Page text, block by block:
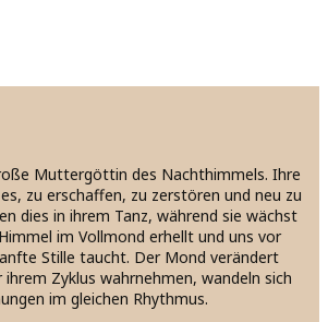
Muttergöttin des Nachthimmels. Ihre
zu erschaffen, zu zerstören und neu zu
dies in ihrem Tanz, während sie wächst
im Vollmond erhellt und uns vor
Stille taucht. Der Mond verändert
Zyklus wahrnehmen, wandeln sich
im gleichen Rhythmus.